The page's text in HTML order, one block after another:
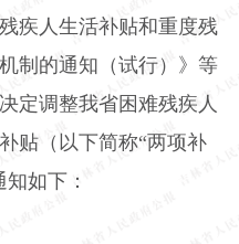
疾人生活补贴和重度残
制的通知（试行）》等
定调整我省困难残疾人
贴（以下简称“两项补
如下：